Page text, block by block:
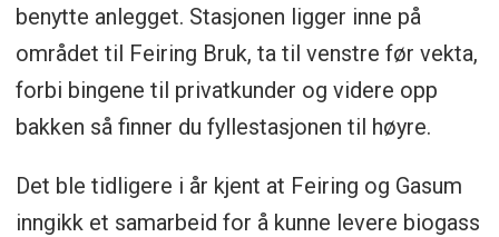
benytte anlegget. Stasjonen ligger inne på
området til Feiring Bruk, ta til venstre før vekta,
forbi bingene til privatkunder og videre opp
bakken så finner du fyllestasjonen til høyre.
Det ble tidligere i år kjent at Feiring og Gasum
inngikk et samarbeid for å kunne levere biogass